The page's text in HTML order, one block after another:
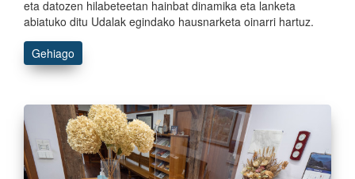
eta datozen hilabeteetan hainbat dinamika eta lanketa
abiatuko ditu Udalak egindako hausnarketa oinarri hartuz.
Gehiago